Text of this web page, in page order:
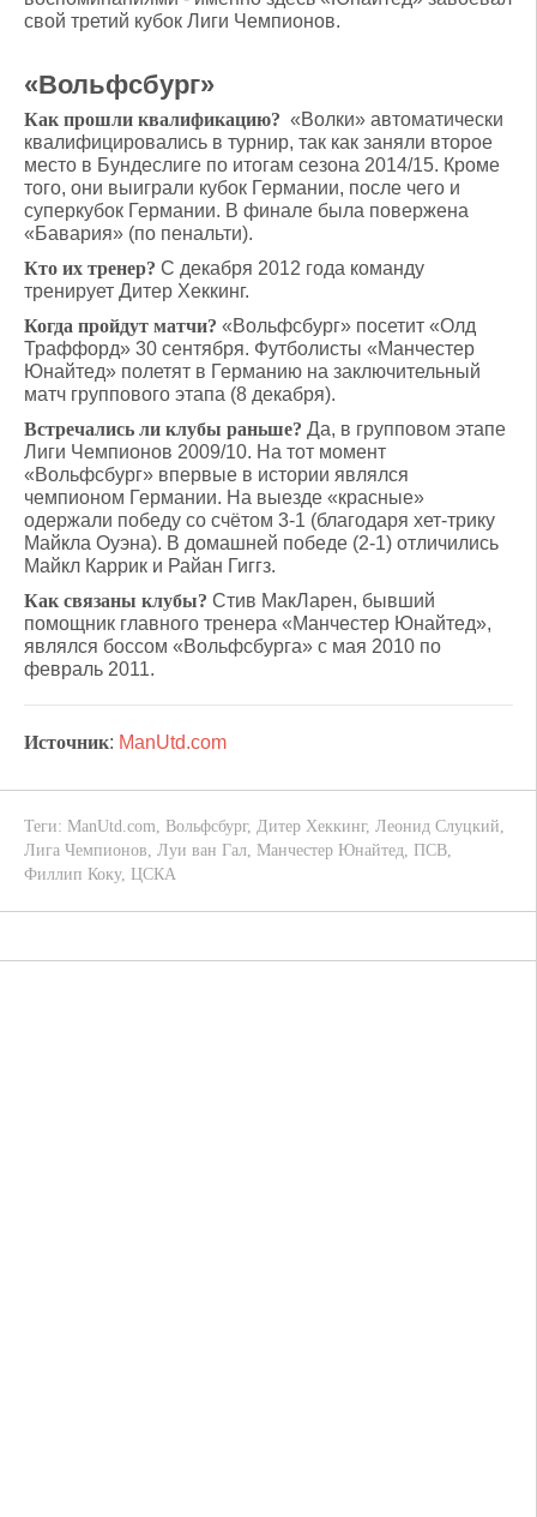
свой третий кубок Лиги Чемпионов.
«Вольфсбург»
Как прошли квалификацию? «Волки» автоматически
квалифицировались в турнир, так как заняли второе
место в Бундеслиге по итогам сезона 2014/15. Кроме
того, они выиграли кубок Германии, после чего и
суперкубок Германии. В финале была повержена
«Бавария» (по пенальти).
Кто их тренер? С декабря 2012 года команду
тренирует Дитер Хеккинг.
Когда пройдут матчи? «Вольфсбург» посетит «Олд
Траффорд» 30 сентября. Футболисты «Манчестер
Юнайтед» полетят в Германию на заключительный
матч группового этапа (8 декабря).
Встречались ли клубы раньше? Да, в групповом этапе
Лиги Чемпионов 2009/10. На тот момент
«Вольфсбург» впервые в истории являлся
чемпионом Германии. На выезде «красные»
одержали победу со счётом 3-1 (благодаря хет-трику
Майкла Оуэна). В домашней победе (2-1) отличились
Майкл Каррик и Райан Гиггз.
Как связаны клубы? Стив МакЛарен, бывший
помощник главного тренера «Манчестер Юнайтед»,
являлся боссом «Вольфсбурга» с мая 2010 по
февраль 2011.
Источник: ManUtd.com
Теги: ManUtd.com, Вольфсбург, Дитер Хеккинг, Леонид Слуцкий,
Лига Чемпионов, Луи ван Гал, Манчестер Юнайтед, ПСВ,
Филлип Коку, ЦСКА